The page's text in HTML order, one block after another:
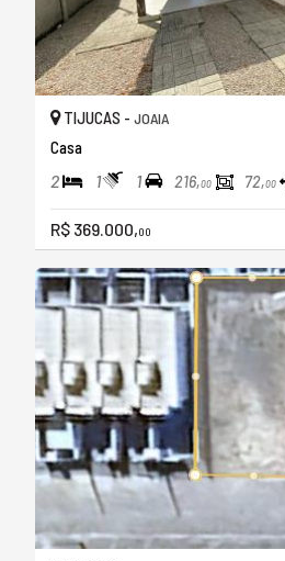
TIJUCAS - JOAIA
Casa
2 1 1 216,00 72,00
R$ 369.000,00